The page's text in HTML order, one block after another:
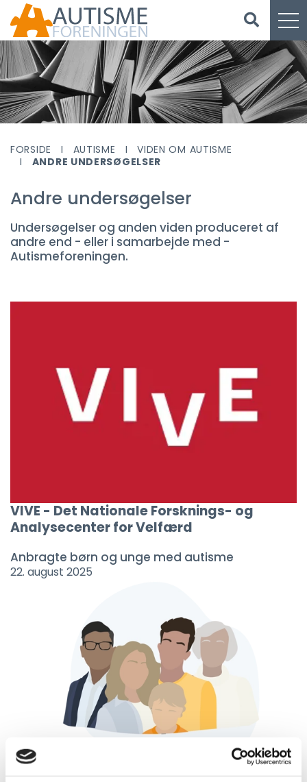
FORSIDE AUTISME
VIDEN OM AUTISME
ANDRE UNDERSØGELSER
Andre undersøgelser
Undersøgelser og anden viden produceret af
andre end - eller i samarbejde med -
Autismeforeningen.
VIVE - Det Nationale Forsknings- og
Analysecenter for Velfærd
Anbragte børn og unge med autisme
22. august 2025